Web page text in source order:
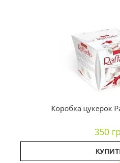
Коробка цукерок
350